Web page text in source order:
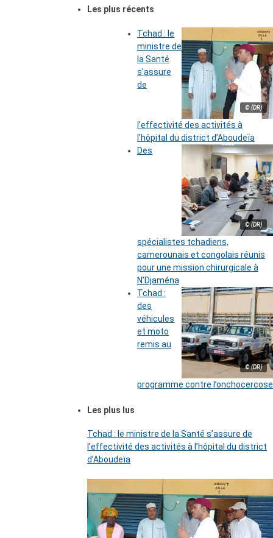
Les plus récents
© (DR)
Tchad : le
ministre de
la Santé
s’assure
de
l’effectivité des activités à
l’hôpital du district d’Aboudeïa
© (DR)
Des
spécialistes tchadiens,
camerounais et congolais réunis
pour une mission chirurgicale à
N’Djaména
© (DR)
Tchad :
des
véhicules
et moto
remis au
programme contre l’onchocercose
Les plus lus
Tchad : le ministre de la Santé s’assure de
l’effectivité des activités à l’hôpital du district
d’Aboudeïa